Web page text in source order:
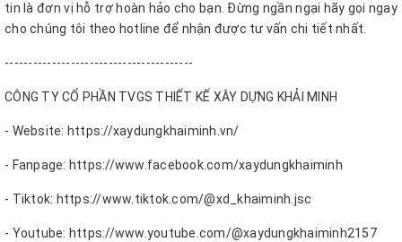
tin là đơn vị hỗ trợ hoàn hảo cho bạn. Đừng ngần ngại hãy gọi ngay
cho chúng tôi theo hotline để nhận được tư vấn chi tiết nhất.
----------------------------------------
CÔNG TY CỔ PHẦN TVGS THIẾT KẾ XÂY DỰNG KHẢI MINH
- Website: https://xaydungkhaiminh.vn/
- Fanpage: https://www.facebook.com/xaydungkhaiminh
- Tiktok: https://www.tiktok.com/@xd_khaiminh.jsc
- Youtube: https://www.youtube.com/@xaydungkhaiminh2157